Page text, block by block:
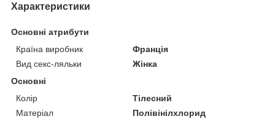
Характеристики
Основні атрибути
Країна виробник
Франція
Вид секс-ляльки
Жінка
Основні
Колір
Тілесний
Матеріал
Полівінілхлорид